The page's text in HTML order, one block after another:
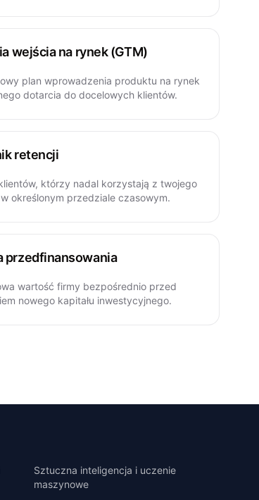
wejścia na rynek (GTM)
plan wprowadzenia produktu na rynek
dotarcia do docelowych klientów.
retencji
którzy nadal korzystają z twojego
określonym przedziale czasowym.
przedfinansowania
wartość firmy bezpośrednio przed
nowego kapitału inwestycyjnego.
Sztuczna inteligencja i uczenie
maszynowe